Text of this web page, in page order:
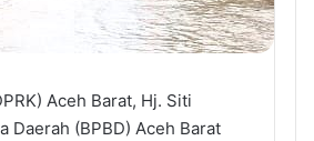
Aceh Barat, Hj. Siti
Daerah (BPBD) Aceh Barat